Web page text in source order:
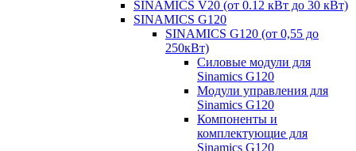
SINAMICS V20 (от 0.12 кВт до 30 кВт)
SINAMICS G120
SINAMICS G120 (от 0,55 до
250кВт)
Силовые модули для
Sinamics G120
Модули управления для
Sinamics G120
Компоненты и
комплектующие для
Sinamics G120